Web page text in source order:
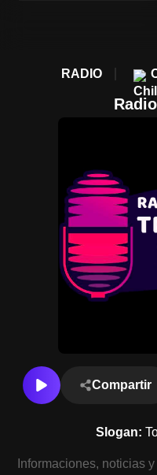
RADIO
Slogan:
Informaciones, noticias
Compartir